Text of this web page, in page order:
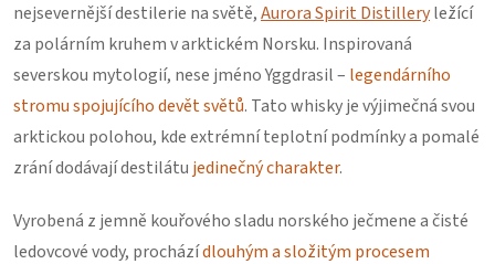
nejsevernější destilerie na světě,Aurora Spirit Distilleryležící
za polárním kruhem v arktickém Norsku. Inspirovaná
severskou mytologií, nese jméno Yggdrasil – legendárního
stromu spojujícího devět světů. Tato whisky je výjimečná svou
arktickou polohou, kde extrémní teplotní podmínky a pomalé
zrání dodávají destilátu jedinečný charakter.
Vyrobená z jemně kouřového sladu norského ječmene a čisté
ledovcové vody, procházídlouhým a složitým procesem